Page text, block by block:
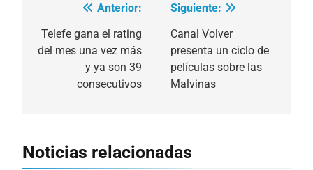
Navegación
de
entradas
Anterior:
Telefe gana el rating
del mes una vez más
y ya son 39
consecutivos
Siguiente:
Canal Volver
presenta un ciclo de
películas sobre las
Malvinas
Noticias relacionadas